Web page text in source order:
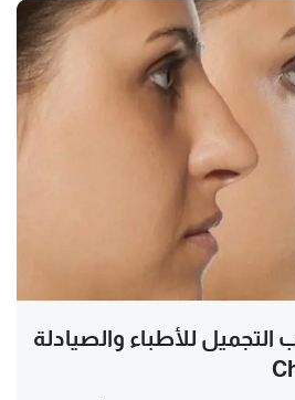
للأطباء والصيادلة